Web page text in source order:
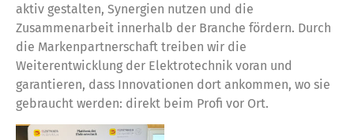
aktiv gestalten, Synergien nutzen und die
Zusammenarbeit innerhalb der Branche fördern. Durch
die Markenpartnerschaft treiben wir die
Weiterentwicklung der Elektrotechnik voran und
garantieren, dass Innovationen dort ankommen, wo sie
gebraucht werden: direkt beim Profi vor Ort.